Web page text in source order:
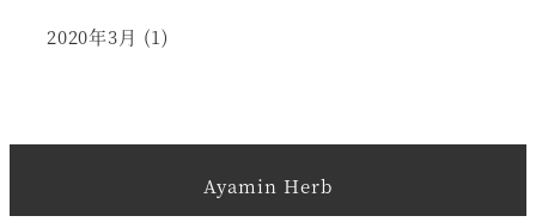
2020年3月 (1)
Ayamin Herb